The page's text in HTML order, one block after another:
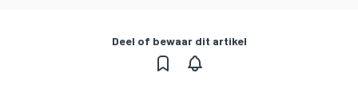
Deel of bewaar dit artikel